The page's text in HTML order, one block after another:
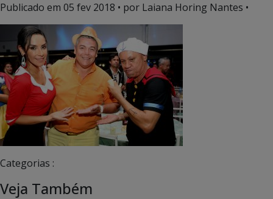
Publicado em 05 fev 2018 • por Laiana Horing Nantes •
Categorias :
Veja Também